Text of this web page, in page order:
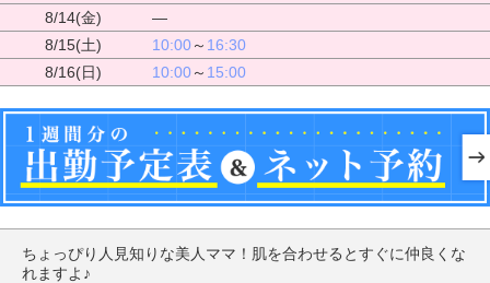
8/14(金)
―
8/15(土)
10:00～ 16:30
8/16(日)
10:00～ 15:00
ちょっぴり人見知りな美人ママ！肌を合わせるとすぐに仲良くな
れますよ♪